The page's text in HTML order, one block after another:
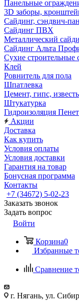
Панельные
3D заборы,
Cайдинг, сэндвич-
Сайдинг ПВХ
Металлический
Сайдинг Альта
Сухие строительные
Клей
Ровнитель для пола
Шпатлевка
Цемент, гипс, известь
Штукатурка
Гидроизоляция
Акции
Доставка
Как купить
Условия оплаты
Условия доставки
Гарантия на товар
Бонусная программа
Контакты
+7 (34672) 5-02-23
Заказать звонок
Задать вопрос
Войти
Корзина0
Избранные
Сравнение
г. Нягань, ул.